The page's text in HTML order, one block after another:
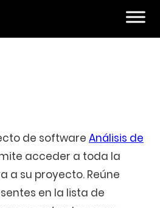
de software Análisis de
acceder a toda la
a su proyecto. Reúne
en la lista de